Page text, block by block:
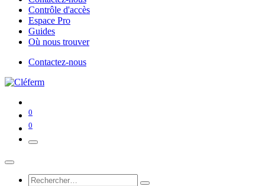
Contrôle d'accès
Espace Pro
Guides
Où nous trouver
Contactez-nous
0
0